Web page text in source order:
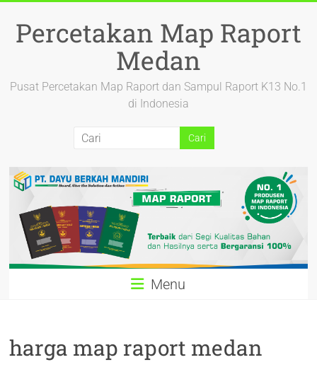
Percetakan Map Raport
Medan
Pusat Percetakan Map Raport dan Sampul Raport K13 No.1
di Indonesia
Menu
harga map raport medan